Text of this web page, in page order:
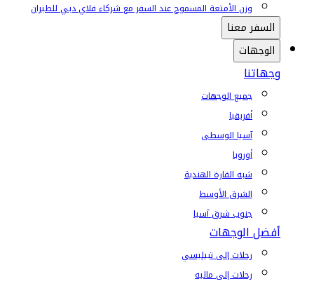
وزن الأمتعة المسموح عند السفر مع شركاء فلاي دبي للطيران
السفر معنا
الوجهات
وجهاتنا
جميع الوجهات
أفريقيا
آسيا الوسطى
أوروبا
شبه القارة الهندية
الشرق الأوسط
جنوب شرق آسيا
أفضل الوجهات
رحلات إلى تبيليسي
رحلات إلى ماليه